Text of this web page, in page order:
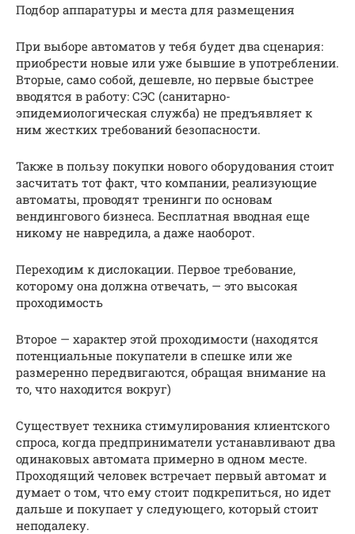
Подбор аппаратуры и места для размещения
При выборе автоматов у тебя будет два сценария:
приобрести новые или уже бывшие в употреблении.
Вторые, само собой, дешевле, но первые быстрее
вводятся в работу: СЭС (санитарно-
эпидемиологическая служба) не предъявляет к
ним жестких требований безопасности.
Также в пользу покупки нового оборудования стоит
засчитать тот факт, что компании, реализующие
автоматы, проводят тренинги по основам
вендингового бизнеса. Бесплатная вводная еще
никому не навредила, а даже наоборот.
Переходим к дислокации. Первое требование,
которому она должна отвечать, — это высокая
проходимость
Второе — характер этой проходимости (находятся
потенциальные покупатели в спешке или же
размеренно передвигаются, обращая внимание на
то, что находится вокруг)
Существует техника стимулирования клиентского
спроса, когда предприниматели устанавливают два
одинаковых автомата примерно в одном месте.
Проходящий человек встречает первый автомат и
думает о том, что ему стоит подкрепиться, но идет
дальше и покупает у следующего, который стоит
неподалеку.